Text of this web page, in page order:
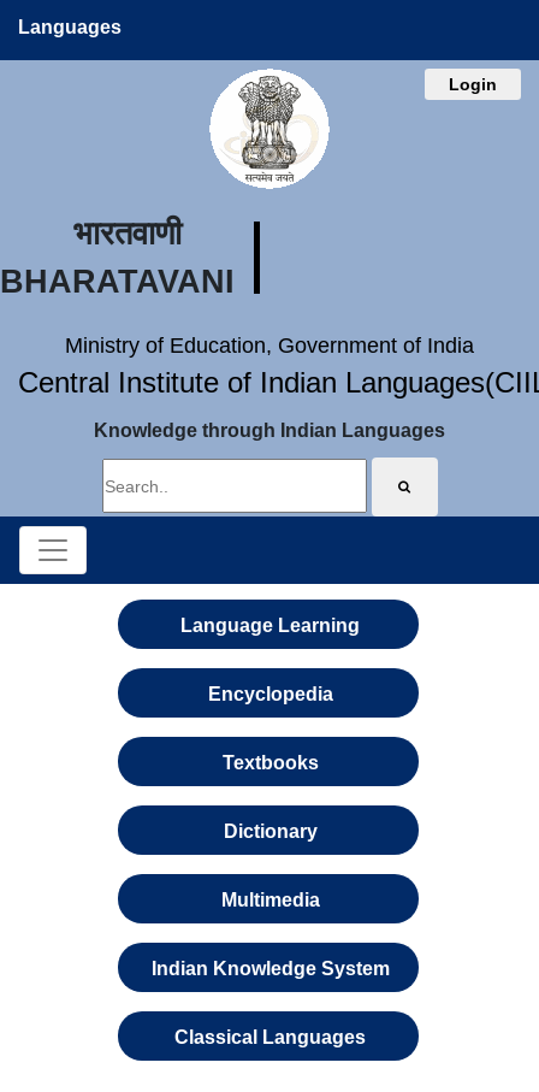
Languages
Login
भारतवाणी
BHARATAVANI
Ministry of Education, Government of India
Central Institute of Indian
Knowledge through Indian Languages
Language Learning
Encyclopedia
Textbooks
Dictionary
Multimedia
Indian Knowledge System
Classical Languages